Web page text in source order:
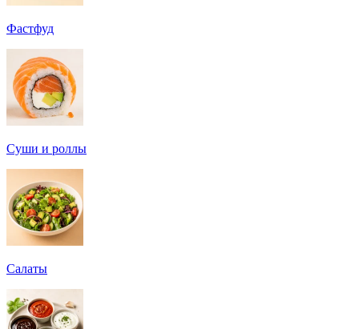
Фастфуд
Суши и роллы
Салаты